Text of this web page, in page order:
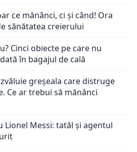
ce mănânci, ci și când! Ora
sănătatea creierului
Cinci obiecte pe care nu
în bagajul de cală
greșeala care distruge
Ce ar trebui să mănânci
Lionel Messi: tatăl și agentul